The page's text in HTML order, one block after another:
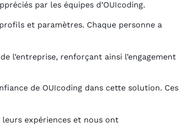
par les équipes d’OUIcoding.
et paramètres. Chaque personne a
l’entreprise, renforçant ainsi l’engagement
de OUIcoding dans cette solution. Ces
expériences et nous ont